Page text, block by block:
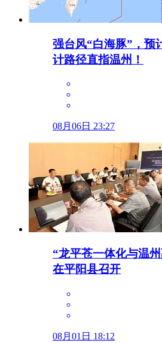
强台风“白海豚”，预
计路径直指温州！
08月06日 23:27
“龙平苍一体化与温
在平阳县召开
08月01日 18:12